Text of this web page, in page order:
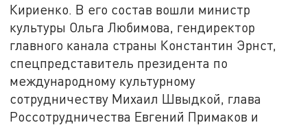
Кириенко. В его состав вошли министр
культуры Ольга Любимова, гендиректор
главного канала страны Константин Эрнст,
спецпредставитель президента по
международному культурному
сотрудничеству Михаил Швыдкой, глава
Россотрудничества Евгений Примаков и